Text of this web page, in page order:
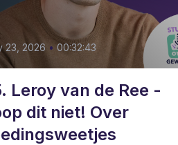
23, 2026 • 00:32:43
Leroy van de Ree -
dit niet! Over